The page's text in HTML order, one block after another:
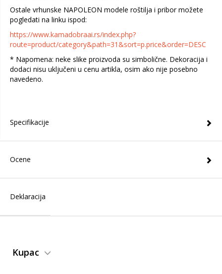
Ostale vrhunske NAPOLEON modele roštilja i pribor možete
pogledati na linku ispod:
https://www.kamadobraai.rs/index.php?
route=product/category&path=31&sort=p.price&order=DESC
* Napomena: neke slike proizvoda su simbolične. Dekoracija i
dodaci nisu uključeni u cenu artikla, osim ako nije posebno
navedeno.
Specifikacije
Ocene
Deklaracija
Kupac